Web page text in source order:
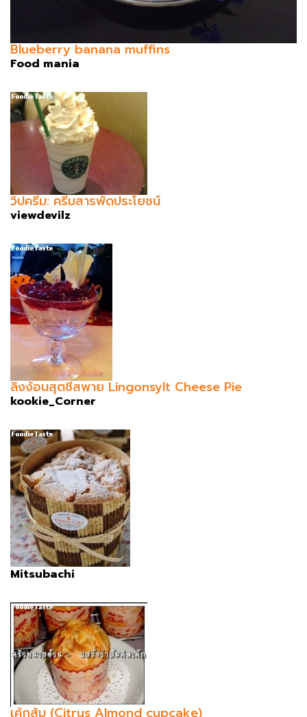
Blueberry banana muffins
Food mania
วิปครีม: ครีมสารพัดประโยชน์
viewdevilz
ลิงง้อนสุตชีสพาย Lingonsylt Cheese Pie
kookie_Corner
Mitsubachi